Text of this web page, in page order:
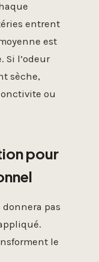
entrent
est
Si l’odeur
sèche,
ou
pour
pas
le